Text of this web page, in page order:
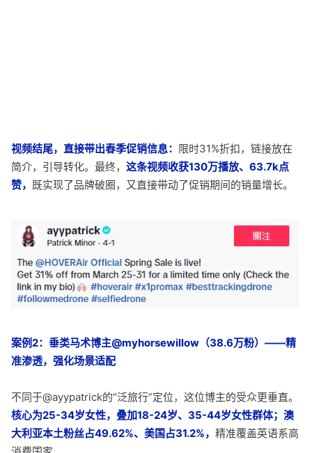
视频结尾，直接带出春季促销信息： 限时31%折扣，链接放在
简介，引导转化。最终， 这条视频收获130万播放、63.7k点
赞， 既实现了品牌破圈，又直接带动了促销期间的销量增长。
案例2：垂类马术博主@myhorsewillow（38.6万粉）——精
准渗透，强化场景适配
不同于@ayypatrick的“泛旅行”定位，这位博主的受众更垂直。
核心为25-34岁女性，叠加18-24岁、35-44岁女性群体；澳
大利亚本土粉丝占49.62%、美国占31.2%， 精准覆盖英语系高